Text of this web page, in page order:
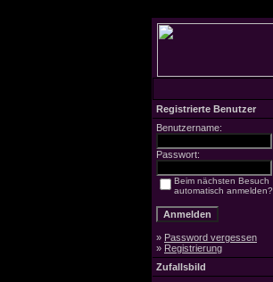
Registrierte Benutzer
Benutzername:
Passwort:
Beim nächsten Besuch
automatisch anmelden?
» Password vergessen
» Registrierung
Zufallsbild